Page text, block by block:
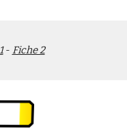
- Fiche 2